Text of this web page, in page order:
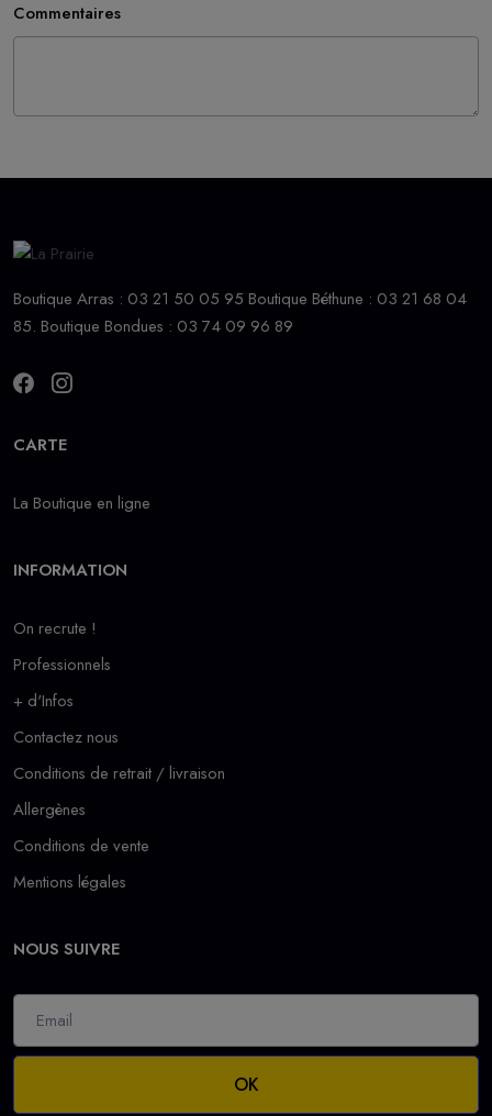
Commentaires
Boutique Arras : 03 21 50 05 95 Boutique Béthune : 03 21 68 04
85. Boutique Bondues : 03 74 09 96 89
CARTE
La Boutique en ligne
INFORMATION
On recrute !
Professionnels
+ d'Infos
Contactez nous
Conditions de retrait / livraison
Allergènes
Conditions de vente
Mentions légales
NOUS SUIVRE
OK